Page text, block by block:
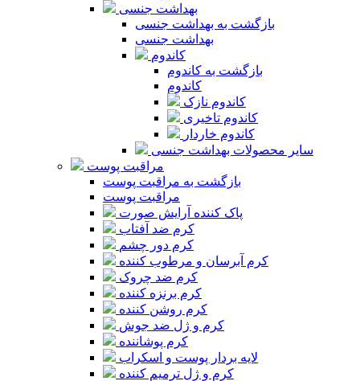
بهداشت جنسی
بازگشت به بهداشت جنسی
بهداشت جنسی
کاندوم
بازگشت به کاندوم
کاندوم
کاندوم نازک
کاندوم تاخیری
کاندوم خاردار
سایر محصولات بهداشت جنسی
مراقبت پوست
بازگشت به مراقبت پوست
مراقبت پوست
پاک کننده آرایش صورت
کرم ضد آفتاب
کرم دور چشم
کرم آبرسان و مرطوب کننده
کرم ضد چروک
کرم برنزه کننده
کرم روشن کننده
کرم و ژل ضد جوش
کرم پوشاننده
لایه بردار پوست و اسکراب
کرم و ژل ترمیم کننده